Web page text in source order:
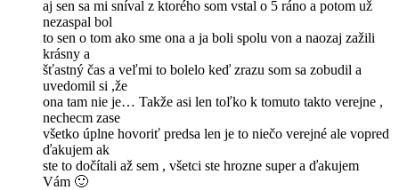
aj sen sa mi sníval z ktorého som vstal o 5 ráno a potom už
nezaspal bol
to sen o tom ako sme ona a ja boli spolu von a naozaj zažili
krásny a
šťastný čas a veľmi to bolelo keď zrazu som sa zobudil a
uvedomil si ,že
ona tam nie je… Takže asi len toľko k tomuto takto verejne ,
nechecm zase
všetko úplne hovoriť predsa len je to niečo verejné ale vopred
ďakujem ak
ste to dočítali až sem , všetci ste hrozne super a ďakujem
Vám 🙂